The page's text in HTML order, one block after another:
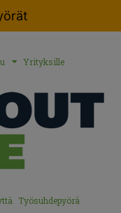
Yrityksille
Työsuhdepyörä